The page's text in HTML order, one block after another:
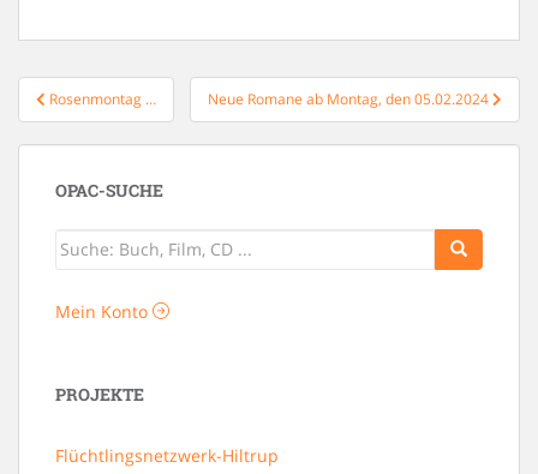
Beitragsnavigation
Rosenmontag … Neue Romane ab Montag, den 05.02.2024
OPAC-SUCHE
Mein Konto
PROJEKTE
Flüchtlingsnetzwerk-Hiltrup